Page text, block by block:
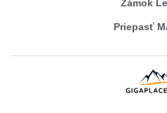
Zámok
Priepasť